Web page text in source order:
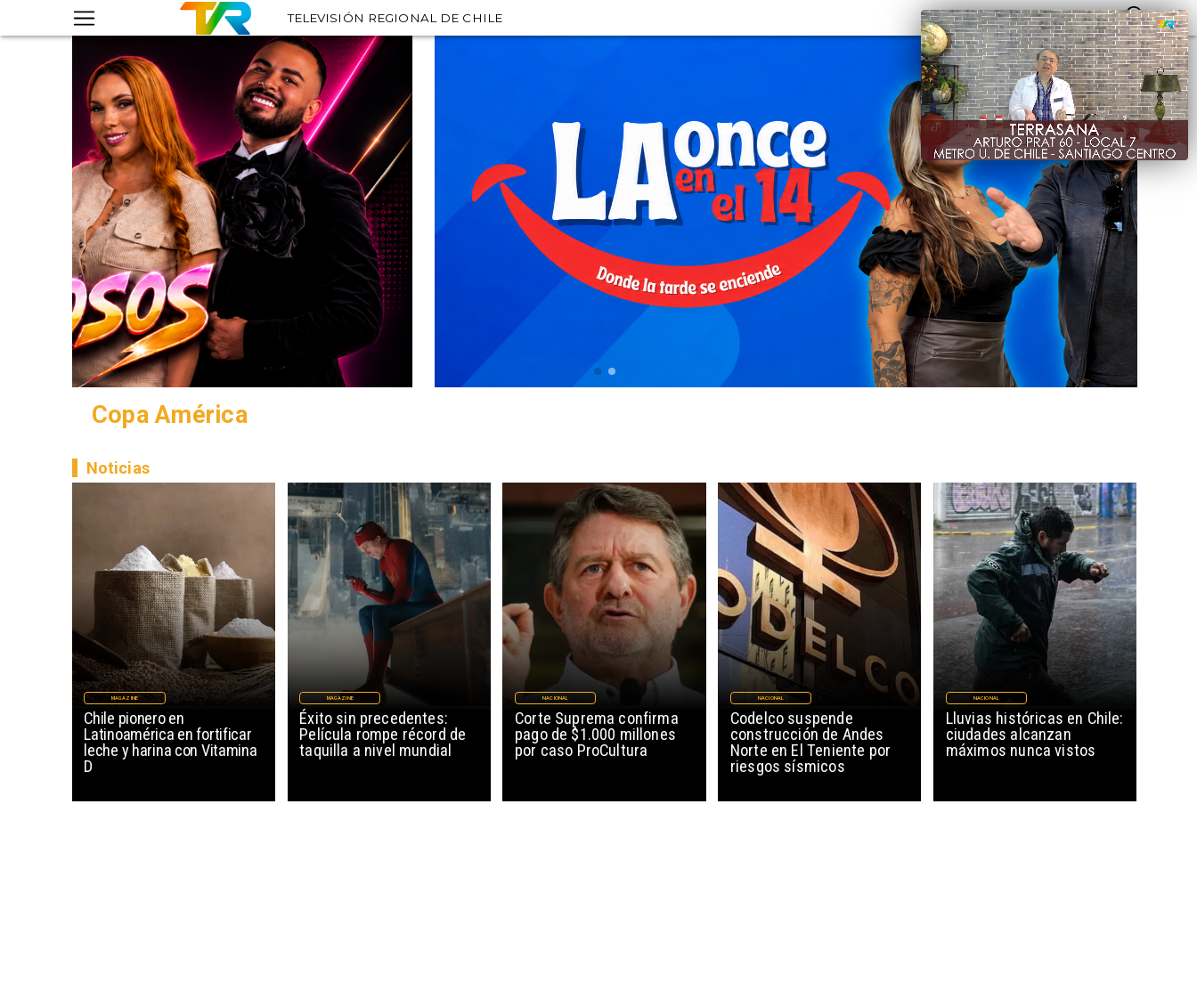
TELEVISIÓN REGIONAL DE CHILE
Copa América
Chile pionero en
Latinoamérica en fortificar
leche y harina con Vitamina
D
MAGAZINE
Noticias
Éxito sin precedentes:
Película rompe récord de
taquilla a nivel mundial
MAGAZINE
Corte Suprema confirma
pago de $1.000 millones
por caso ProCultura
NACIONAL
Codelco suspende
construcción de Andes
Norte en El Teniente por
riesgos sísmicos
NACIONAL
Lluvias históricas en Chile:
ciudades alcanzan
máximos nunca vistos
NACIONAL